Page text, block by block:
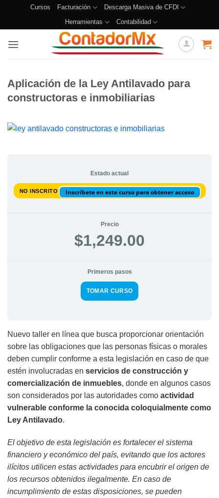
Cursos Facturación
Descarga Masiva de CFDI
Herramientas
Contabilidad
Aplicación de la Ley Antilavado para
constructoras e inmobiliarias
Estado actual
NO INSCRITO Inscríbete en este curso para obtener acceso
Precio
$1,249.00
Primeros pasos
TOMAR CURSO
Nuevo taller en línea que busca proporcionar orientación
sobre las obligaciones que las personas físicas o morales
deben cumplir conforme a esta legislación en caso de que
estén involucradas en servicios de construcción y
comercialización de inmuebles, donde en algunos casos
son considerados por las autoridades como actividad
vulnerable conforme la conocida coloquialmente como
Ley Antilavado.
El objetivo de esta legislación es fortalecer el sistema
financiero y económico del país, evitando que los actores
ilícitos utilicen estas actividades para encubrir el origen de
los recursos obtenidos ilegalmente. En caso de
incumplimiento de estas disposiciones, se pueden